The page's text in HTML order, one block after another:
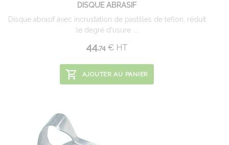
DISQUE ABRASIF
Disque abrasif avec incrustation de pastilles de teflon, réduit
le degré d'usure ...
44.74 € HT
AJOUTER AU PANIER